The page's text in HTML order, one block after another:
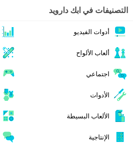
التصنيفات في ابك دارويد
أدوات الفيديو
ألعاب الألواح
اجتماعي
الأدوات
الألعاب البسيطة
الإنتاجية